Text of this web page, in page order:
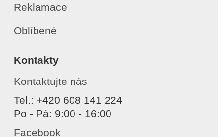
Reklamace
Oblíbené
Kontakty
Kontaktujte nás
Tel.: +420 608 141 224
Po - Pá: 9:00 - 16:00
Facebook